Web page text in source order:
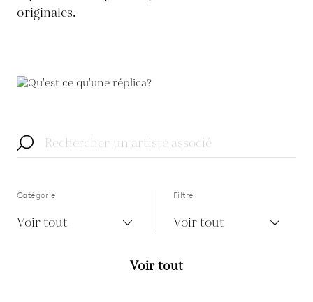
originales.
Catégorie
Voir tout
Filtre
Voir tout
Voir tout